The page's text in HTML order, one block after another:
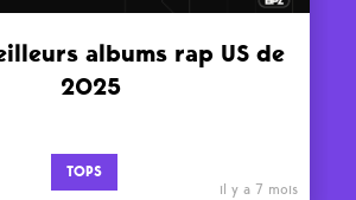
albums rap US de
2025
TOPS
il y a 7 mois